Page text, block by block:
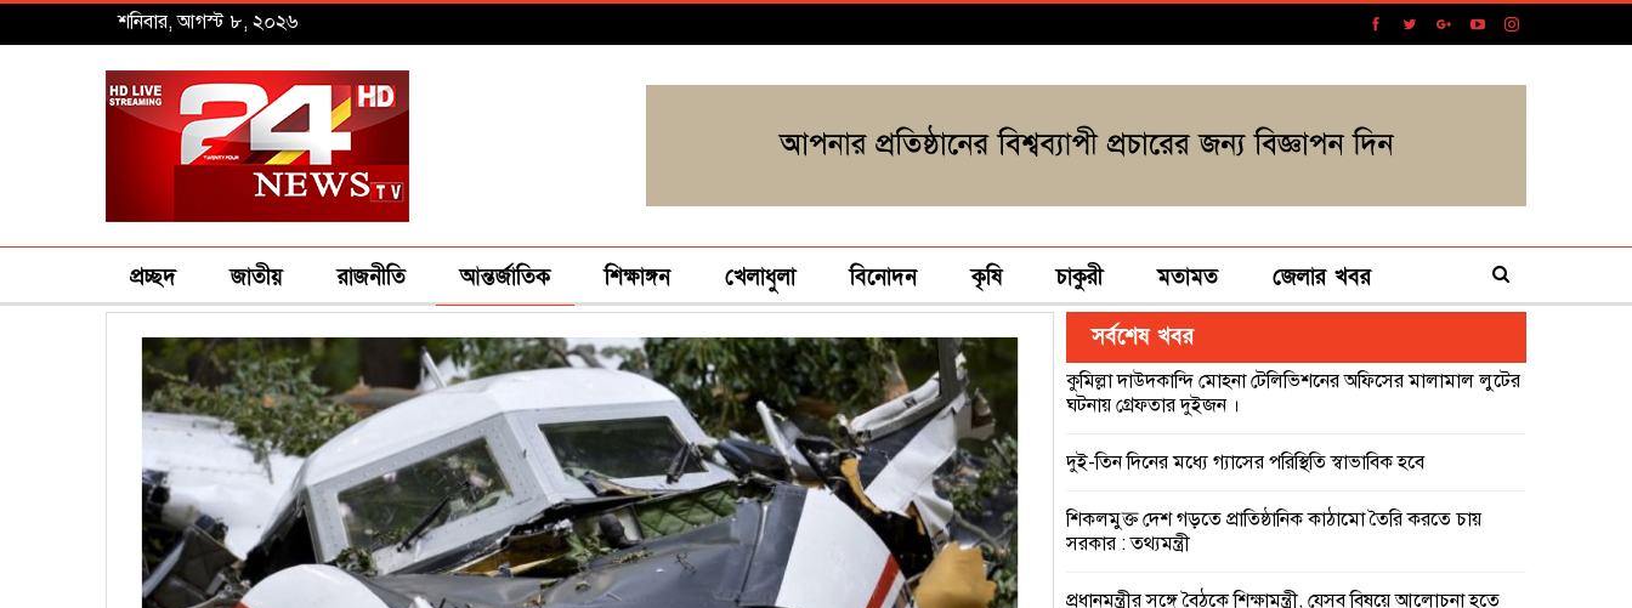
শনিবার, আগস্ট ৮, ২০২৬
প্রচ্ছদ জাতীয় রাজনীতি আন্তর্জাতিক শিক্ষাঙ্গন খেলাধুলা বিনোদন কৃষি চাকুরী মতামত জেলার খবর
সর্বশেষ খবর
কুমিল্লা দাউদকান্দি মোহনা টেলিভিশনের অফিসের মালামাল লুটের
ঘটনায় গ্রেফতার দুইজন ।
দুই-তিন দিনের মধ্যে গ্যাসের পরিস্থিতি স্বাভাবিক হবে
শিকলমুক্ত দেশ গড়তে প্রাতিষ্ঠানিক কাঠামো তৈরি করতে চায়
সরকার : তথ্যমন্ত্রী
প্রধানমন্ত্রীর সঙ্গে বৈঠকে শিক্ষামন্ত্রী, যেসব বিষয়ে আলোচনা হতে